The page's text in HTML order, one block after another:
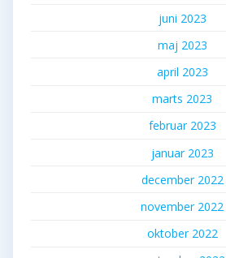
juni 2023
maj 2023
april 2023
marts 2023
februar 2023
januar 2023
december 2022
november 2022
oktober 2022